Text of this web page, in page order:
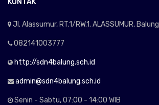
Jl. Alassumur, RT.1/RW.1. ALASSUMUR, Balung
082141003777
http://sdn4balung.sch.id
admin@sdn4balung.sch.id
Senin - Sabtu, 07:00 - 14:00 WIB